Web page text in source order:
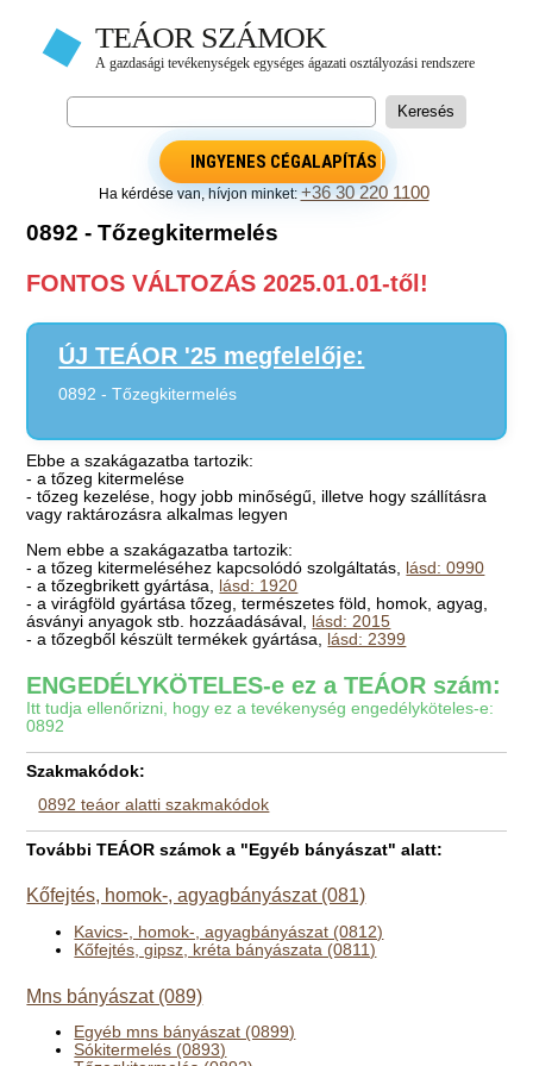
INGYENES CÉGALAPÍTÁS
Ha kérdése van, hívjon minket:+36 30 220 1100
0892 - Tőzegkitermelés
FONTOS VÁLTOZÁS 2025.01.01-től!
ÚJ TEÁOR '25 megfelelője:
0892 - Tőzegkitermelés
Ebbe a szakágazatba tartozik:
- a tőzeg kitermelése
- tőzeg kezelése, hogy jobb minőségű, illetve hogy szállításra
vagy raktározásra alkalmas legyen
Nem ebbe a szakágazatba tartozik:
- a tőzeg kitermeléséhez kapcsolódó szolgáltatás, lásd: 0990
- a tőzegbrikett gyártása, lásd: 1920
- a virágföld gyártása tőzeg, természetes föld, homok, agyag,
ásványi anyagok stb. hozzáadásával, lásd: 2015
- a tőzegből készült termékek gyártása, lásd: 2399
ENGEDÉLYKÖTELES-e ez a TEÁOR szám:
Itt tudja ellenőrizni, hogy ez a tevékenység engedélyköteles-e:
0892
Szakmakódok:
0892 teáor alatti szakmakódok
További TEÁOR számok a "Egyéb bányászat" alatt:
Kőfejtés, homok-, agyagbányászat (081)
Kavics-, homok-, agyagbányászat (0812)
Kőfejtés, gipsz, kréta bányászata (0811)
Mns bányászat (089)
Egyéb mns bányászat (0899)
Sókitermelés (0893)